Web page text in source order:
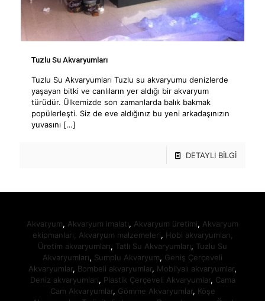
Tuzlu Su Akvaryumları
Tuzlu Su Akvaryumları Tuzlu su akvaryumu denizlerde
yaşayan bitki ve canlıların yer aldığı bir akvaryum
türüdür. Ülkemizde son zamanlarda balık bakmak
popülerleşti. Siz de eve aldığınız bu yeni arkadaşınızın
yuvasını […]
DETAYLI BİLGİ
Akvaryum, Akvaryum imalatı, Akvaryum üretimi, Akvaryum
ekipmanları,
Akvaryum malzemeleri, Hobi akvaryumları,
Üretim akvaryumları, Tatlı Su Akvaryumları, Tuzlu Su
Akvaryumları, Sumplu Akvaryum, Geniş Çerçeveli
Akvaryumlar, Bombeli akvaryumlar, Mobilyalı akvaryumlar,
Deniz akvaryumları, Plastik Çerçeveli Akvaryumlar, Cama
Cam Akvaryumlar, Gömme Akvaryumlar, Köşe